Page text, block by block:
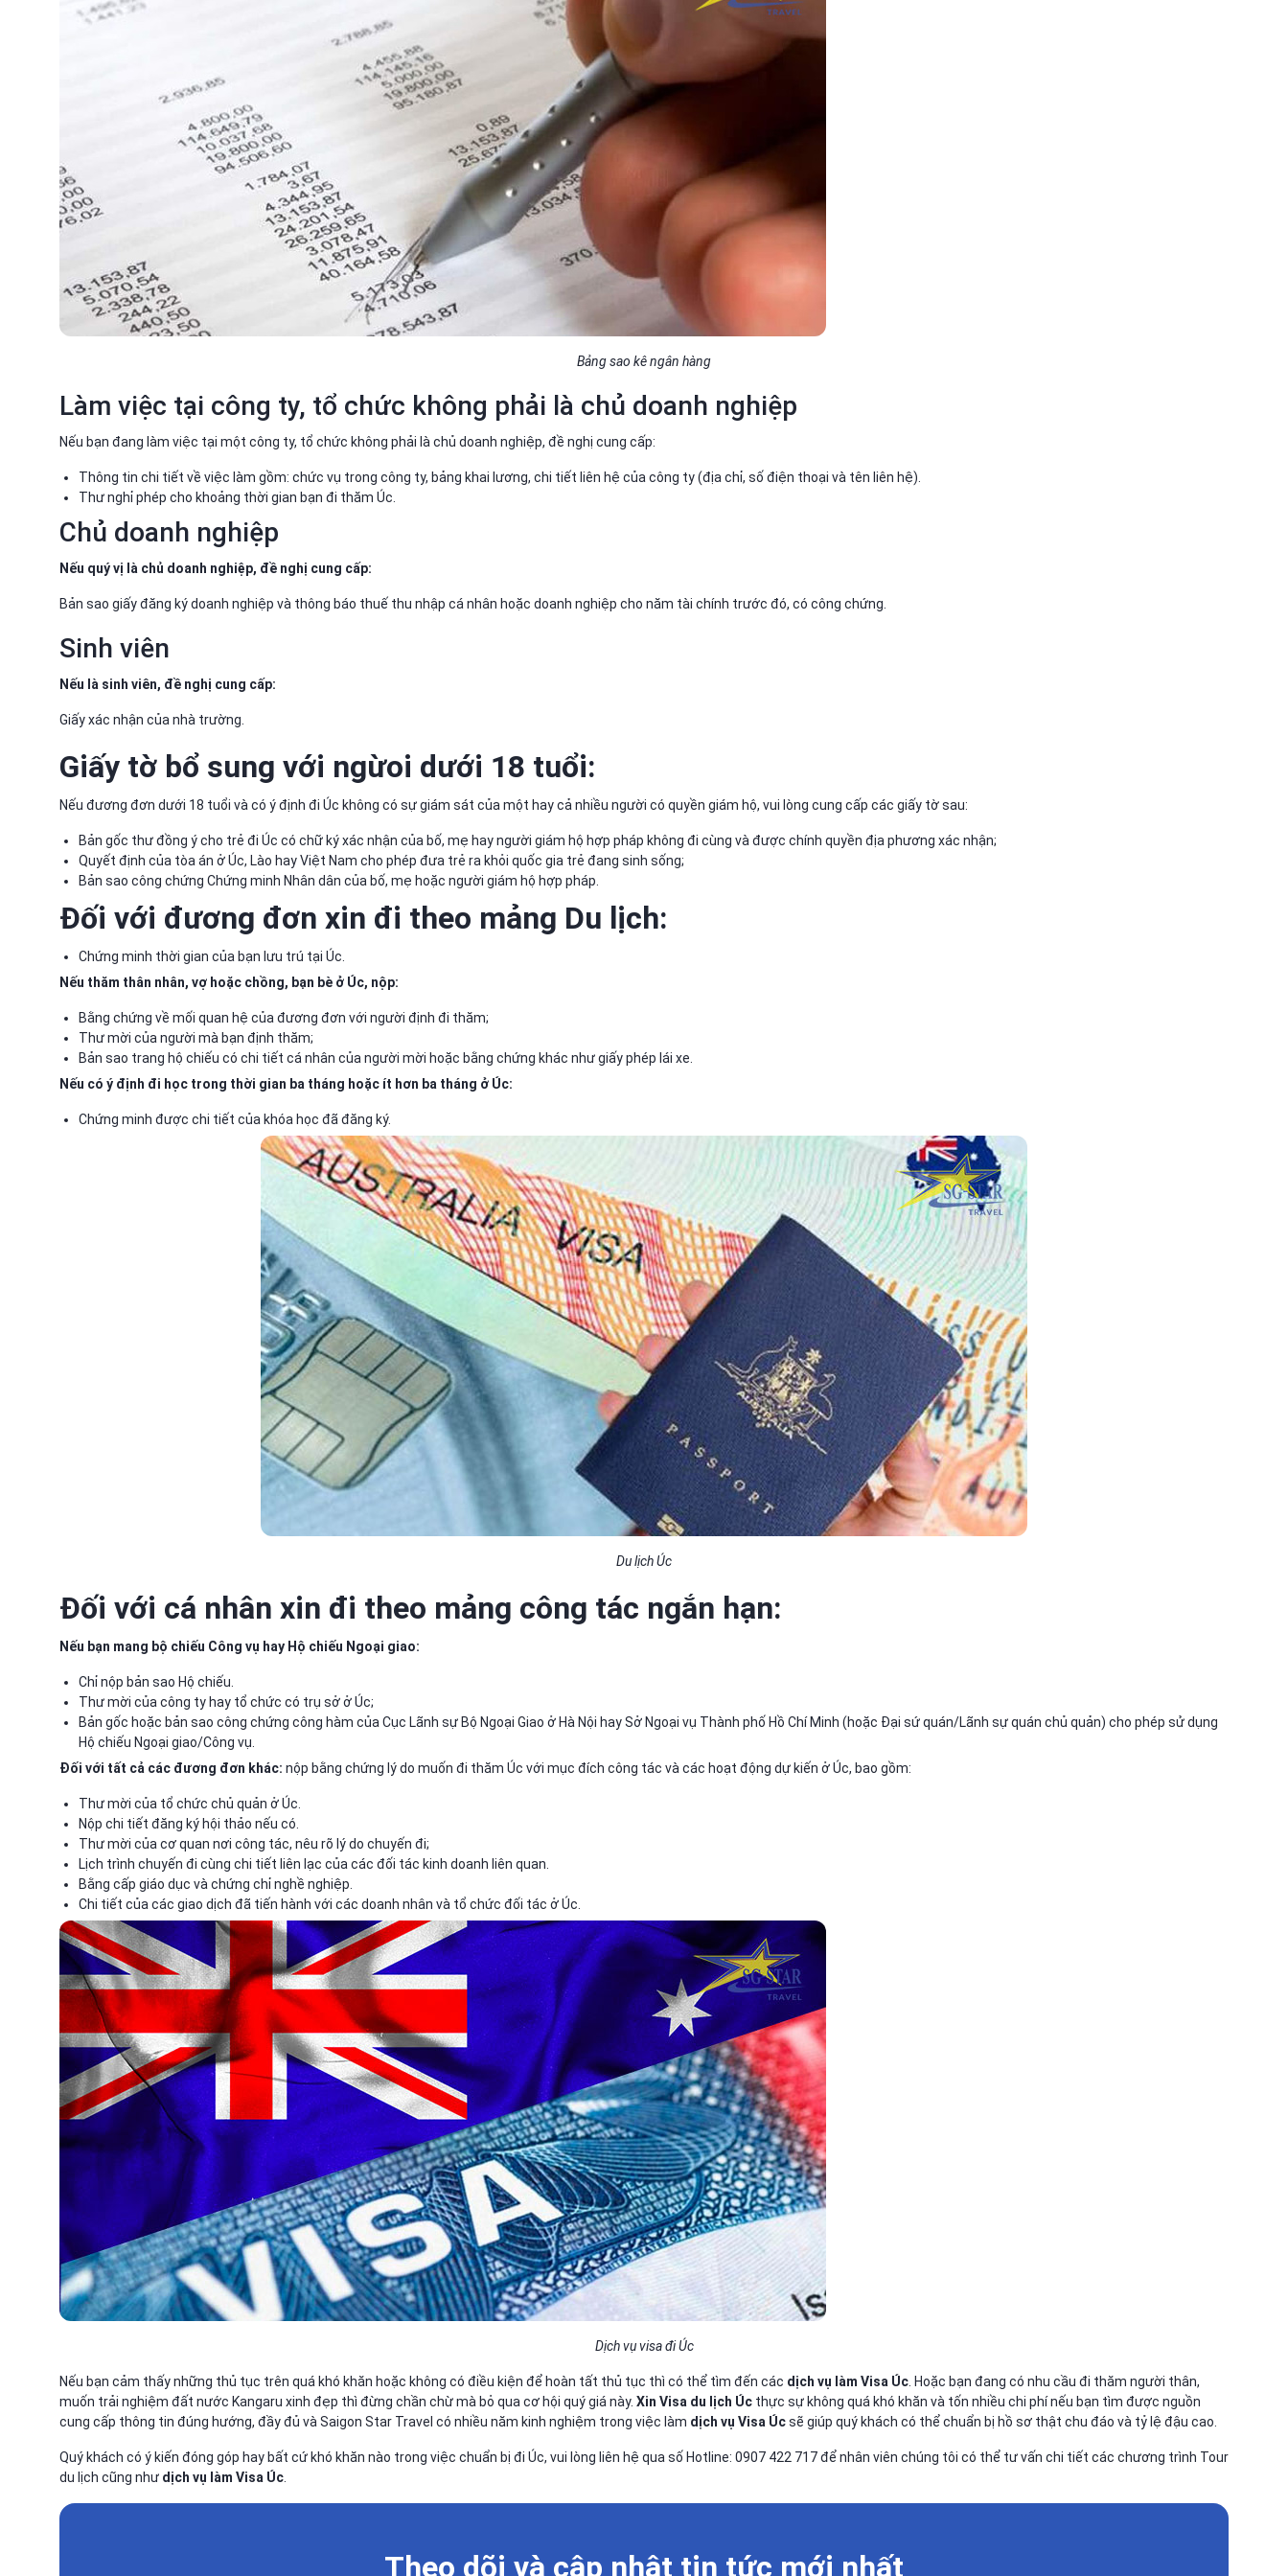
Bảng sao kê ngân hàng
Làm việc tại công ty, tổ chức không phải là chủ doanh nghiệp
Nếu bạn đang làm việc tại một công ty, tổ chức không phải là chủ doanh nghiệp, đề nghị cung cấp:
Thông tin chi tiết về việc làm gồm: chức vụ trong công ty, bảng khai lương, chi tiết liên hệ của công ty (địa chỉ, số điện thoại và tên liên hệ).
Thư nghỉ phép cho khoảng thời gian bạn đi thăm Úc.
Chủ doanh nghiệp
Nếu quý vị là chủ doanh nghiệp, đề nghị cung cấp:
Bản sao giấy đăng ký doanh nghiệp và thông báo thuế thu nhập cá nhân hoặc doanh nghiệp cho năm tài chính trước đó, có công chứng.
Sinh viên
Nếu là sinh viên, đề nghị cung cấp:
Giấy xác nhận của nhà trường.
Giấy tờ bổ sung với ngừoi dưới 18 tuổi:
Nếu đương đơn dưới 18 tuổi và có ý định đi Úc không có sự giám sát của một hay cả nhiều người có quyền giám hộ, vui lòng cung cấp các giấy tờ sau:
Bản gốc thư đồng ý cho trẻ đi Úc có chữ ký xác nhận của bố, mẹ hay người giám hộ hợp pháp không đi cùng và được chính quyền địa phương xác nhận;
Quyết định của tòa án ở Úc, Lào hay Việt Nam cho phép đưa trẻ ra khỏi quốc gia trẻ đang sinh sống;
Bản sao công chứng Chứng minh Nhân dân của bố, mẹ hoặc người giám hộ hợp pháp.
Đối với đương đơn xin đi theo mảng Du lịch:
Chứng minh thời gian của bạn lưu trú tại Úc.
Nếu thăm thân nhân, vợ hoặc chồng, bạn bè ở Úc, nộp:
Bằng chứng về mối quan hệ của đương đơn với người định đi thăm;
Thư mời của người mà bạn định thăm;
Bản sao trang hộ chiếu có chi tiết cá nhân của người mời hoặc bằng chứng khác như giấy phép lái xe.
Nếu có ý định đi học trong thời gian ba tháng hoặc ít hơn ba tháng ở Úc:
Chứng minh được chi tiết của khóa học đã đăng ký.
Du lịch Úc
Đối với cá nhân xin đi theo mảng công tác ngắn hạn:
Nếu bạn mang bộ chiếu Công vụ hay Hộ chiếu Ngoại giao:
Chỉ nộp bản sao Hộ chiếu.
Thư mời của công ty hay tổ chức có trụ sở ở Úc;
Bản gốc hoặc bản sao công chứng công hàm của Cục Lãnh sự Bộ Ngoại Giao ở Hà Nội hay Sở Ngoại vụ Thành phố Hồ Chí Minh (hoặc Đại sứ quán/Lãnh sự quán chủ quản) cho phép sử dụng
Hộ chiếu Ngoại giao/Công vụ.
Đối với tất cả các đương đơn khác: nộp bằng chứng lý do muốn đi thăm Úc với mục đích công tác và các hoạt động dự kiến ở Úc, bao gồm:
Thư mời của tổ chức chủ quản ở Úc.
Nộp chi tiết đăng ký hội thảo nếu có.
Thư mời của cơ quan nơi công tác, nêu rõ lý do chuyến đi;
Lịch trình chuyến đi cùng chi tiết liên lạc của các đối tác kinh doanh liên quan.
Bằng cấp giáo dục và chứng chỉ nghề nghiệp.
Chi tiết của các giao dịch đã tiến hành với các doanh nhân và tổ chức đối tác ở Úc.
Dịch vụ visa đi Úc
Nếu bạn cảm thấy những thủ tục trên quá khó khăn hoặc không có điều kiện để hoàn tất thủ tục thì có thể tìm đến các dịch vụ làm Visa Úc . Hoặc bạn đang có nhu cầu đi thăm người thân,
muốn trải nghiệm đất nước Kangaru xinh đẹp thì đừng chần chừ mà bỏ qua cơ hội quý giá này. Xin Visa du lịch Úc thực sự không quá khó khăn và tốn nhiều chi phí nếu bạn tìm được nguồn
cung cấp thông tin đúng hướng, đầy đủ và Saigon Star Travel có nhiều năm kinh nghiệm trong việc làm dịch vụ Visa Úcsẽ giúp quý khách có thể chuẩn bị hồ sơ thật chu đáo và tỷ lệ đậu cao.
Quý khách có ý kiến đóng góp hay bất cứ khó khăn nào trong việc chuẩn bị đi Úc, vui lòng liên hệ qua số Hotline: 0907 422 717 để nhân viên chúng tôi có thể tư vấn chi tiết các chương trình Tour
du lịch cũng như dịch vụ làm Visa Úc
Theo dõi và cập nhật tin tức mới nhất